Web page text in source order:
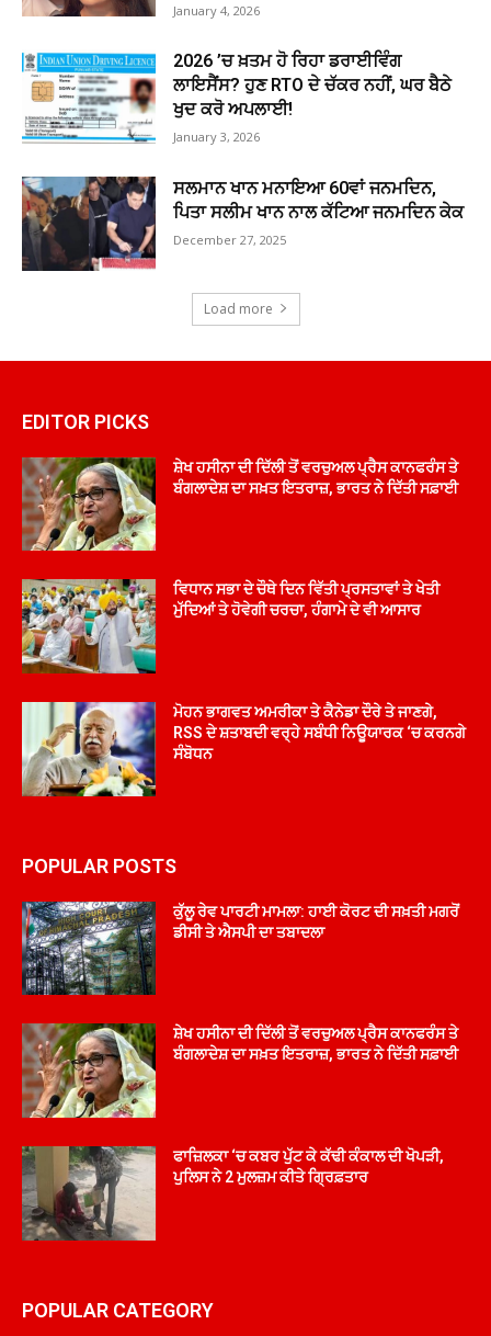
January 4, 2026
2026 ’ਚ ਖ਼ਤਮ ਹੋ ਰਿਹਾ ਡਰਾਈਵਿੰਗ
ਲਾਇਸੈਂਸ? ਹੁਣ RTO ਦੇ ਚੱਕਰ ਨਹੀਂ, ਘਰ ਬੈਠੇ
ਖੁਦ ਕਰੋ ਅਪਲਾਈ!
January 3, 2026
ਸਲਮਾਨ ਖਾਨ ਮਨਾਇਆ 60ਵਾਂ ਜਨਮਦਿਨ,
ਪਿਤਾ ਸਲੀਮ ਖਾਨ ਨਾਲ ਕੱਟਿਆ ਜਨਮਦਿਨ ਕੇਕ
December 27, 2025
Load more
EDITOR PICKS
ਸ਼ੇਖ ਹਸੀਨਾ ਦੀ ਦਿੱਲੀ ਤੋਂ ਵਰਚੁਅਲ ਪ੍ਰੈਸ ਕਾਨਫਰੰਸ ਤੇ
ਬੰਗਲਾਦੇਸ਼ ਦਾ ਸਖ਼ਤ ਇਤਰਾਜ਼, ਭਾਰਤ ਨੇ ਦਿੱਤੀ ਸਫ਼ਾਈ
ਵਿਧਾਨ ਸਭਾ ਦੇ ਚੌਥੇ ਦਿਨ ਵਿੱਤੀ ਪ੍ਰਸਤਾਵਾਂ ਤੇ ਖੇਤੀ
ਮੁੱਦਿਆਂ ਤੇ ਹੋਵੇਗੀ ਚਰਚਾ, ਹੰਗਾਮੇ ਦੇ ਵੀ ਆਸਾਰ
ਮੋਹਨ ਭਾਗਵਤ ਅਮਰੀਕਾ ਤੇ ਕੈਨੇਡਾ ਦੌਰੇ ਤੇ ਜਾਣਗੇ,
RSS ਦੇ ਸ਼ਤਾਬਦੀ ਵਰ੍ਹੇ ਸਬੰਧੀ ਨਿਊਯਾਰਕ ‘ਚ ਕਰਨਗੇ
ਸੰਬੋਧਨ
POPULAR POSTS
ਕੁੱਲੂ ਰੇਵ ਪਾਰਟੀ ਮਾਮਲਾ: ਹਾਈ ਕੋਰਟ ਦੀ ਸਖ਼ਤੀ ਮਗਰੋਂ
ਡੀਸੀ ਤੇ ਐਸਪੀ ਦਾ ਤਬਾਦਲਾ
ਸ਼ੇਖ ਹਸੀਨਾ ਦੀ ਦਿੱਲੀ ਤੋਂ ਵਰਚੁਅਲ ਪ੍ਰੈਸ ਕਾਨਫਰੰਸ ਤੇ
ਬੰਗਲਾਦੇਸ਼ ਦਾ ਸਖ਼ਤ ਇਤਰਾਜ਼, ਭਾਰਤ ਨੇ ਦਿੱਤੀ ਸਫ਼ਾਈ
ਫਾਜ਼ਿਲਕਾ ‘ਚ ਕਬਰ ਪੁੱਟ ਕੇ ਕੱਢੀ ਕੰਕਾਲ ਦੀ ਖੋਪੜੀ,
ਪੁਲਿਸ ਨੇ 2 ਮੁਲਜ਼ਮ ਕੀਤੇ ਗ੍ਰਿਫ਼ਤਾਰ
POPULAR CATEGORY